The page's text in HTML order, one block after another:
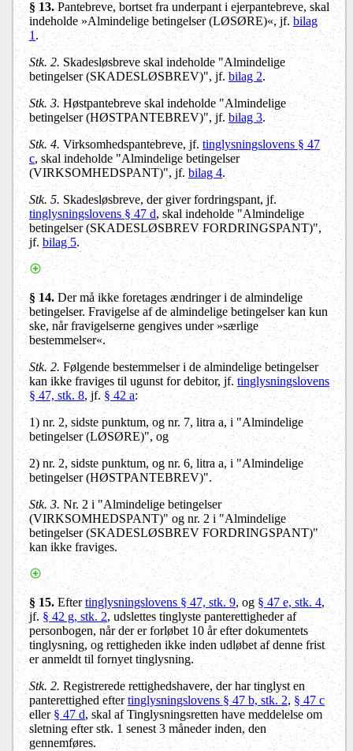
§ 13.Pantebreve, bortset fra underpant i ejerpantebreve, skal
indeholde »Almindelige betingelser (LØSØRE)«, jf.bilag
1.
Stk. 2. Skadesløsbreve skal indeholde "Almindelige
betingelser (SKADESLØSBREV)", jf.bilag 2.
Stk. 3.Høstpantebreve skal indeholde "Almindelige
betingelser (HØSTPANTEBREV)", jf. bilag 3.
Stk. 4. Virksomhedspantebreve, jf.tinglysningslovens § 47
c, skal indeholde "Almindelige betingelser
(VIRKSOMHEDSPANT)", jf. bilag 4.
Stk. 5. Skadesløsbreve, der giver fordringspant, jf.
tinglysningslovens § 47 d, skal indeholde "Almindelige
betingelser (SKADESLØSBREV FORDRINGSPANT)",
jf. bilag 5.
§ 14.Der må ikke foretages ændringer i de almindelige
betingelser. Fravigelse af de almindelige betingelser kan kun
ske, når fravigelserne gengives under »særlige
bestemmelser«.
Stk. 2. Følgende bestemmelser i de almindelige betingelser
kan ikke fraviges til ugunst for debitor, jf.tinglysningslovens
§ 47, stk. 8, jf. § 42 a:
1)nr. 2, sidste punktum, og nr. 7, litra a, i "Almindelige
betingelser (LØSØRE)", og
2) nr. 2, sidste punktum, og nr. 6, litra a, i "Almindelige
betingelser (HØSTPANTEBREV)".
Stk. 3. Nr. 2 i "Almindelige betingelser
(VIRKSOMHEDSPANT)" og nr. 2 i "Almindelige
betingelser (SKADESLØSBREV FORDRINGSPANT)"
kan ikke fraviges.
§ 15.Eftertinglysningslovens § 47, stk. 9, og§ 47 e, stk. 4,
jf. § 42 g, stk. 2, udslettes tinglyste panterettigheder af
personbogen, når der er forløbet 10 år efter dokumentets
tinglysning, og rettigheden ikke inden udløbet af denne frist
er anmeldt til fornyet tinglysning.
Stk. 2. Registrerede rettighedshavere, der har tinglyst en
panterettighed eftertinglysningslovens § 47 b, stk. 2, § 47 c
eller§ 47 d, skal af Tinglysningsretten have meddelelse om
sletning efter stk. 1 senest 3 måneder inden, den
gennemføres.